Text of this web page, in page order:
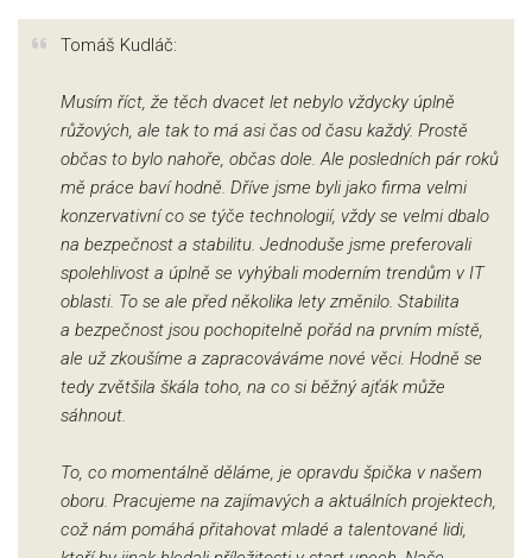
Tomáš Kudláč:
Musím říct, že těch dvacet let nebylo vždycky úplně
růžových, ale tak to má asi čas od času každý. Prostě
občas to bylo nahoře, občas dole. Ale posledních pár roků
mě práce baví hodně. Dříve jsme byli jako firma velmi
konzervativní co se týče technologií, vždy se velmi dbalo
na bezpečnost a stabilitu. Jednoduše jsme preferovali
spolehlivost a úplně se vyhýbali moderním trendům v IT
oblasti. To se ale před několika lety změnilo. Stabilita
a bezpečnost jsou pochopitelně pořád na prvním místě,
ale už zkoušíme a zapracováváme nové věci. Hodně se
tedy zvětšila škála toho, na co si běžný ajťák může
sáhnout.
To, co momentálně děláme, je opravdu špička v našem
oboru. Pracujeme na zajímavých a aktuálních projektech,
což nám pomáhá přitahovat mladé a talentované lidi,